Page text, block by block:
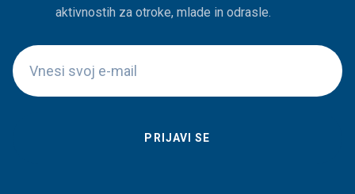
aktivnostih za otroke, mlade in odrasle.